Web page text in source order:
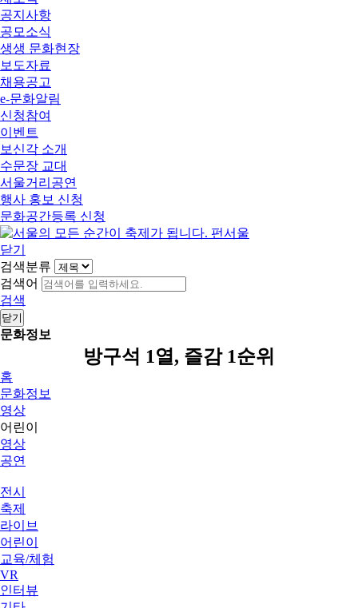
공지사항
공모소식
생생 문화현장
보도자료
채용공고
e-문화알림
신청참여
이벤트
보신각 소개
수문장 교대
서울거리공연
행사 홍보 신청
문화공간등록 신청
닫기
검색분류
검색어
검색
닫기
문화정보
방구석 1열, 즐감 1순위
홈
문화정보
영상
어린이
영상
공연
전시
축제
라이브
어린이
교육/체험
VR
인터뷰